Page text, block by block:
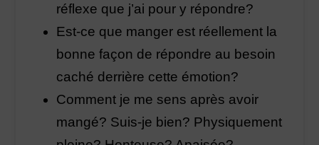
réflexe que j’ai pour y répondre?
Est-ce que manger est réellement la
bonne façon de répondre au besoin
caché derrière cette émotion?
Comment je me sens après avoir
mangé? Suis-je bien? Physiquement